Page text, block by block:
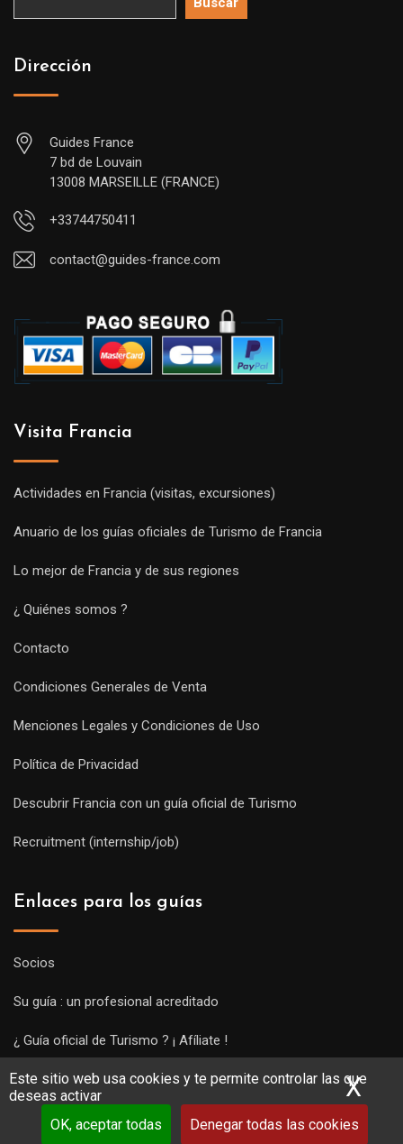
Este sitio web usa cookies y te permite controlar las que
deseas activar
OK, aceptar todas
Denegar todas las cookies
X
Dirección
Guides France
7 bd de Louvain
13008 MARSEILLE (FRANCE)
+33744750411
contact@guides-france.com
Visita Francia
Actividades en Francia (visitas, excursiones)
Anuario de los guías oficiales de Turismo de Francia
Lo mejor de Francia y de sus regiones
¿ Quiénes somos ?
Contacto
Condiciones Generales de Venta
Menciones Legales y Condiciones de Uso
Política de Privacidad
Descubrir Francia con un guía oficial de Turismo
Recruitment (internship/job)
Enlaces para los guías
Socios
Su guía : un profesional acreditado
¿ Guía oficial de Turismo ? ¡ Afíliate !
Subir una visita y empezar a trabajar !